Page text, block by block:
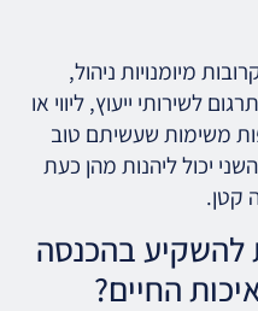
מיומנויות ניהול,
לשירותי ייעוץ, ליווי או
משימות שעשיתם טוב
יכול ליהנות מהן כעת
קטן.
להשקיע בהכנסה
החיים?